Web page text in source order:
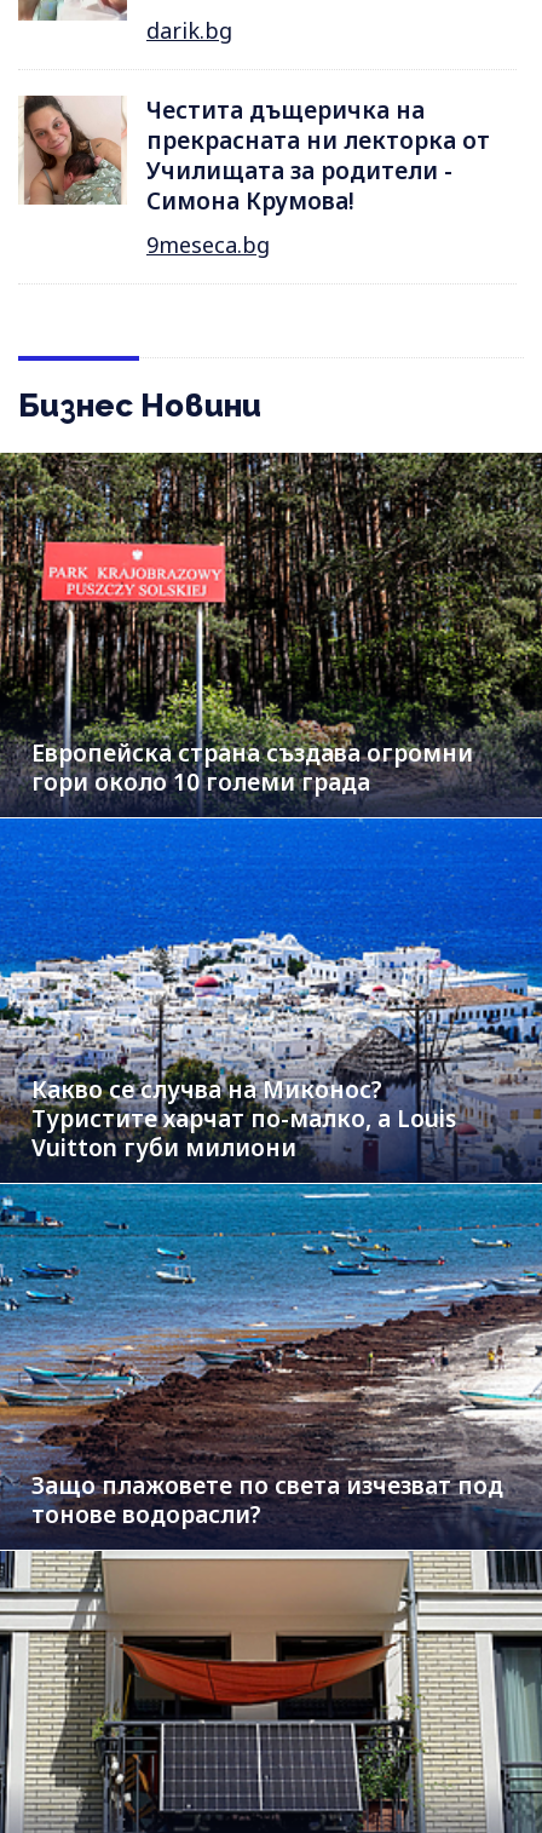
darik.bg
Честита дъщеричка на
прекрасната ни лекторка от
Училищата за родители -
Симона Крумова!
9meseca.bg
Бизнес Новини
Европейска страна създава огромни
гори около 10 големи града
Какво се случва на Миконос?
Туристите харчат по-малко, а Louis
Vuitton губи милиони
Защо плажовете по света изчезват под
тонове водорасли?